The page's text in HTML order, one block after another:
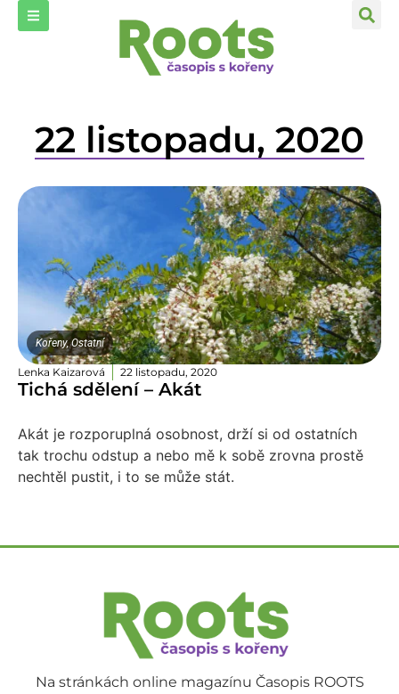
22 listopadu, 2020
Kořeny,Ostatní
Lenka Kaizarová 22 listopadu, 2020
Tichá sdělení – Akát
Akát je rozporuplná osobnost, drží si od ostatních
tak trochu odstup a nebo mě k sobě zrovna prostě
nechtěl pustit, i to se může stát.
Na stránkách online magazínu Časopis ROOTS